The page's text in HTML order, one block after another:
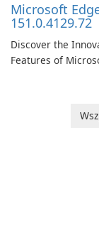
Microsoft
151.0.4129.72
Discover the
Features of
Corporation, is